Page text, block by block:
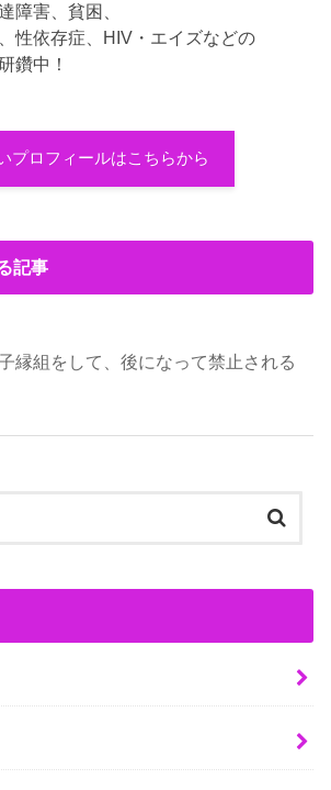
障害、貧困、
性依存症、HIV・エイズなどの
鑽中！
プロフィールはこちらから
記事
縁組をして、後になって禁止される